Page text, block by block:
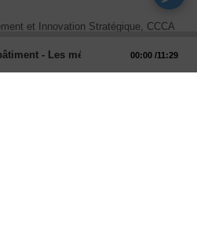
et Innovation Stratégique, CCCA
- Les métiers - Promouvoir
00:00 11:29